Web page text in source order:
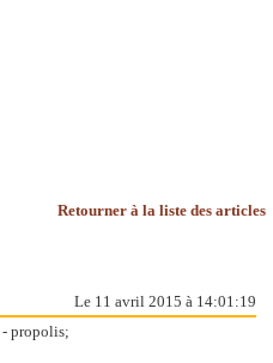
Retourner à la liste des articles
Le 11 avril 2015 à 14:01:19
- propolis;